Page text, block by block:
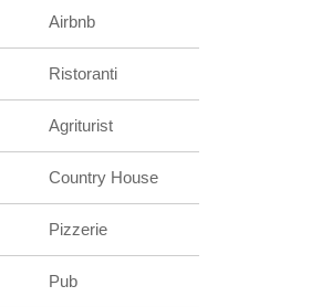
Airbnb
Ristoranti
Agriturist
Country House
Pizzerie
Pub